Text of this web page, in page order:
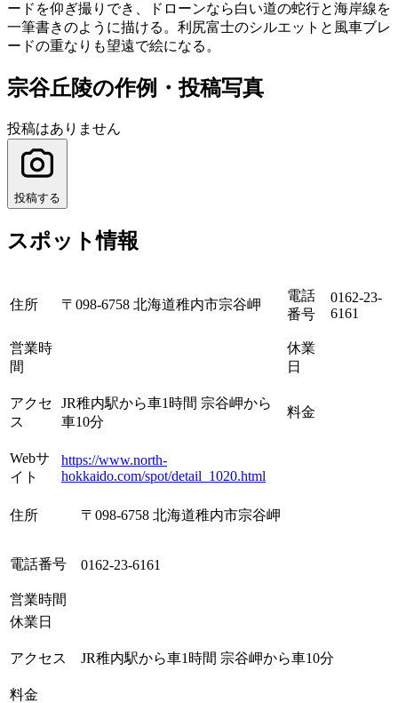
ードを仰ぎ撮りでき、ドローンなら白い道の蛇行と海岸線を
一筆書きのように描ける。利尻富士のシルエットと風車ブレ
ードの重なりも望遠で絵になる。
宗谷丘陵の作例・投稿写真
投稿はありません
投稿する
スポット情報
住所 〒098-6758 北海道稚内市宗谷岬
電話
番号
0162-23-
6161
営業時
間
休業
日
アクセ
ス
JR稚内駅から車1時間 宗谷岬から
車10分
料金
Webサ
イト
https://www.north-
hokkaido.com/spot/detail_1020.html
住所 〒098-6758 北海道稚内市宗谷岬
電話番号 0162-23-6161
営業時間
休業日
アクセス JR稚内駅から車1時間 宗谷岬から車10分
料金